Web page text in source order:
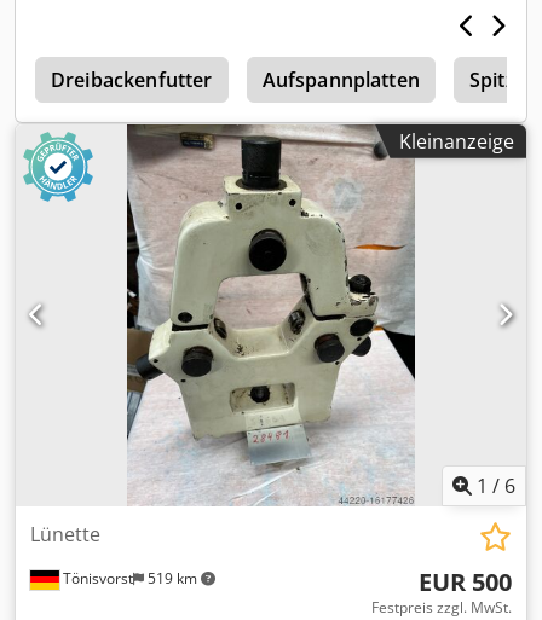
Dreibackenfutter Aufspannplatten
Kleinanzeige
1 / 6
Tönisvorst 519 km
Lünette
EUR 500
Festpreis zzgl. MwSt.